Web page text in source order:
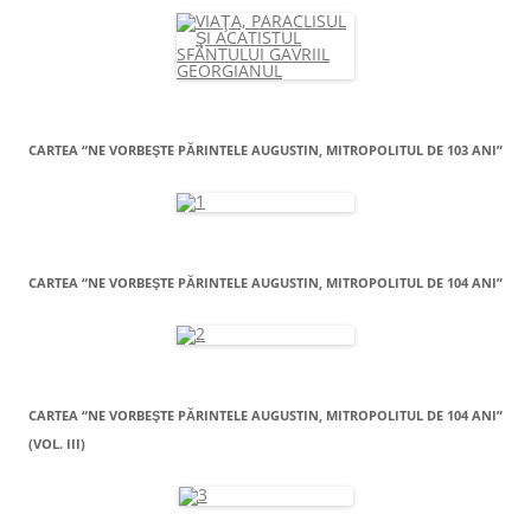
CARTEA “NE VORBEŞTE PĂRINTELE AUGUSTIN, MITROPOLITUL DE 103 ANI”
CARTEA “NE VORBEŞTE PĂRINTELE AUGUSTIN, MITROPOLITUL DE 104 ANI”
CARTEA “NE VORBEŞTE PĂRINTELE AUGUSTIN, MITROPOLITUL DE 104 ANI”
(VOL. III)